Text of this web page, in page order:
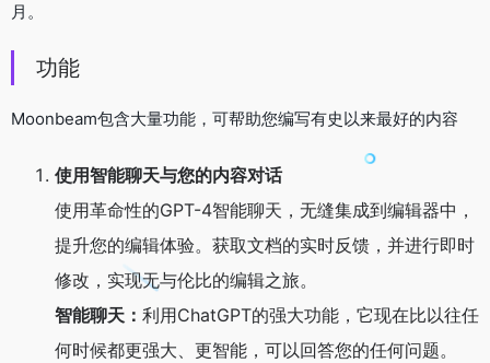
月。
功能
Moonbeam包含大量功能，可帮助您编写有史以来最好的内容
使用智能聊天与您的内容对话
使用革命性的GPT-4智能聊天，无缝集成到编辑器中，
提升您的编辑体验。获取文档的实时反馈，并进行即时
修改，实现无与伦比的编辑之旅。
智能聊天： 利用ChatGPT的强大功能，它现在比以往任
何时候都更强大、更智能，可以回答您的任何问题。